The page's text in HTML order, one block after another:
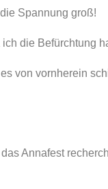
Spannung groß!
die Befürchtung
von vornherein
Annafest